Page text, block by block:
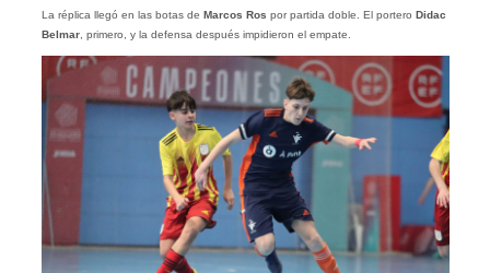
La réplica llegó en las botas de Marcos Ros por partida doble. El portero Didac
Belmar, primero, y la defensa después impidieron el empate.